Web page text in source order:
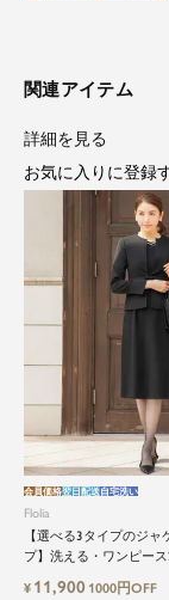
関連アイテム
Flolia
【選べる3タイプのジャ
プ】洗える・ワンピー
会員価格翌日配送自宅洗い
¥ 11,900 1000円OFF
詳細を見る
お気に入りに登録